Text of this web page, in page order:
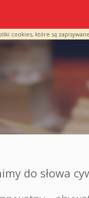
cookies, które są
do słowa